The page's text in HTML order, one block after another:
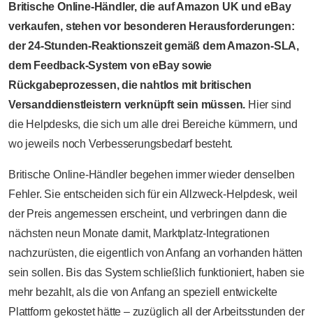
Britische Online-Händler, die auf Amazon UK und eBay
verkaufen, stehen vor besonderen Herausforderungen:
der 24-Stunden-Reaktionszeit gemäß dem Amazon-SLA,
dem Feedback-System von eBay sowie
Rückgabeprozessen, die nahtlos mit britischen
Versanddienstleistern verknüpft sein müssen. Hier sind
die Helpdesks, die sich um alle drei Bereiche kümmern, und
wo jeweils noch Verbesserungsbedarf besteht.
Britische Online-Händler begehen immer wieder denselben
Fehler. Sie entscheiden sich für ein Allzweck-Helpdesk, weil
der Preis angemessen erscheint, und verbringen dann die
nächsten neun Monate damit, Marktplatz-Integrationen
nachzurüsten, die eigentlich von Anfang an vorhanden hätten
sein sollen. Bis das System schließlich funktioniert, haben sie
mehr bezahlt, als die von Anfang an speziell entwickelte
Plattform gekostet hätte – zuzüglich all der Arbeitsstunden der